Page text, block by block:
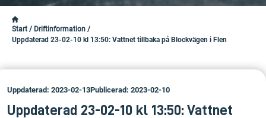
Start / Driftinformation /
Uppdaterad 23-02-10 kl 13:50: Vattnet tillbaka på Blockvägen i Flen
Uppdaterad: 2023-02-13Publicerad: 2023-02-10
Uppdaterad 23-02-10 kl 13:50: Vattnet